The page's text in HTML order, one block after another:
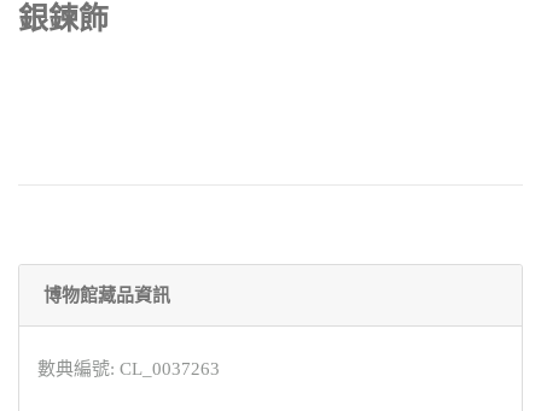
銀鍊飾
博物館藏品資訊
數典編號: CL_0037263